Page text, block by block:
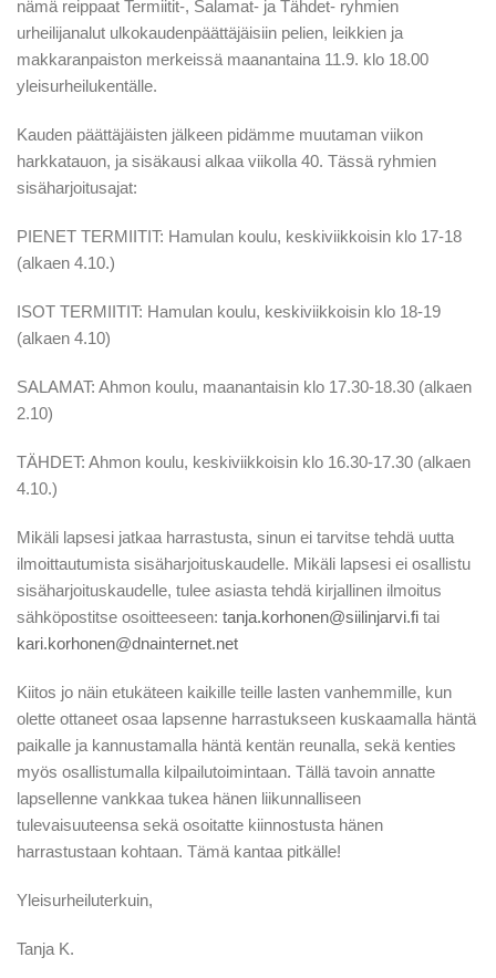
nämä reippaat Termiitit-, Salamat- ja Tähdet- ryhmien
urheilijanalut ulkokaudenpäättäjäisiin pelien, leikkien ja
makkaranpaiston merkeissä maanantaina 11.9. klo 18.00
yleisurheilukentälle.
Kauden päättäjäisten jälkeen pidämme muutaman viikon
harkkatauon, ja sisäkausi alkaa viikolla 40. Tässä ryhmien
sisäharjoitusajat:
PIENET TERMIITIT: Hamulan koulu, keskiviikkoisin klo 17-18
(alkaen 4.10.)
ISOT TERMIITIT: Hamulan koulu, keskiviikkoisin klo 18-19
(alkaen 4.10)
SALAMAT: Ahmon koulu, maanantaisin klo 17.30-18.30 (alkaen
2.10)
TÄHDET: Ahmon koulu, keskiviikkoisin klo 16.30-17.30 (alkaen
4.10.)
Mikäli lapsesi jatkaa harrastusta, sinun ei tarvitse tehdä uutta
ilmoittautumista sisäharjoituskaudelle. Mikäli lapsesi ei osallistu
sisäharjoituskaudelle, tulee asiasta tehdä kirjallinen ilmoitus
sähköpostitse osoitteeseen: tanja.korhonen@siilinjarvi.fi tai
kari.korhonen@dnainternet.net
Kiitos jo näin etukäteen kaikille teille lasten vanhemmille, kun
olette ottaneet osaa lapsenne harrastukseen kuskaamalla häntä
paikalle ja kannustamalla häntä kentän reunalla, sekä kenties
myös osallistumalla kilpailutoimintaan. Tällä tavoin annatte
lapsellenne vankkaa tukea hänen liikunnalliseen
tulevaisuuteensa sekä osoitatte kiinnostusta hänen
harrastustaan kohtaan. Tämä kantaa pitkälle!
Yleisurheiluterkuin,
Tanja K.